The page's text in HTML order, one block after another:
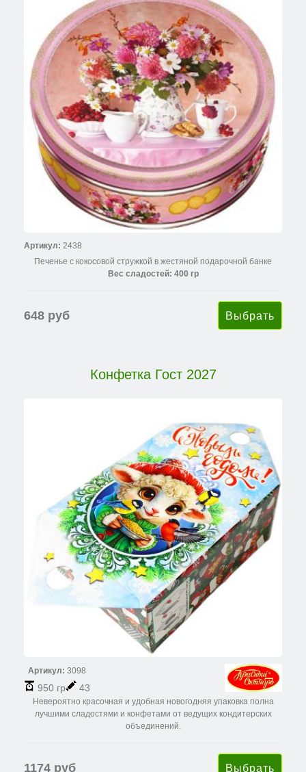
Артикул: 2438
Печенье с кокосовой стружкой в жестяной подарочной банке
Вес сладостей: 400 гр
648 руб
Конфетка Гост 2027
Артикул: 3098
950 гр 43
Невероятно красочная и удобная новогодняя упаковка полна
лучшими сладостями и конфетами от ведущих кондитерских
объединений.
1174 руб